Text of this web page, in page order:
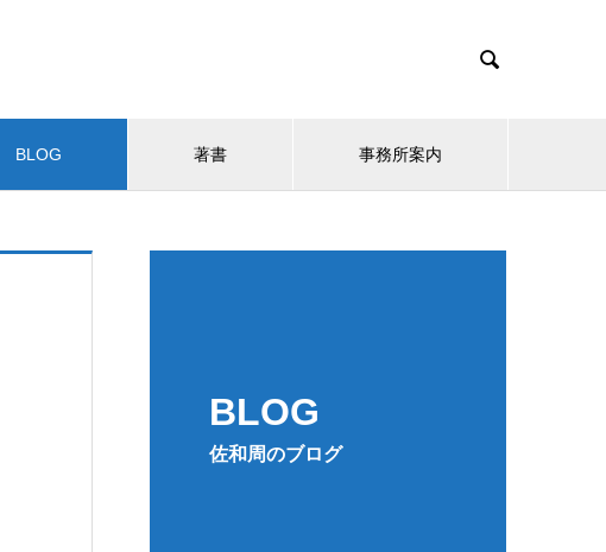

BLOG 著書 事務所案内
BLOG
佐和周のブログ